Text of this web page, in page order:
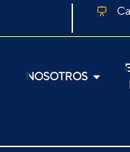
NOSOTROS